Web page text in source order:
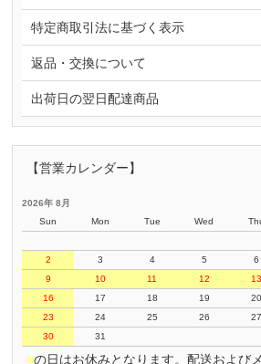
特定商取引法に基づく表示
返品・交換について
出荷日の翌日配達商品
【営業カレンダー】
2026年 8月
Sun
Mon Tue Wed
2
3 4 5 6
9
10 11 12 13
16
17 18 19 20
23
24 25 26 27
30
31
■の日はお休みとなります。配送および